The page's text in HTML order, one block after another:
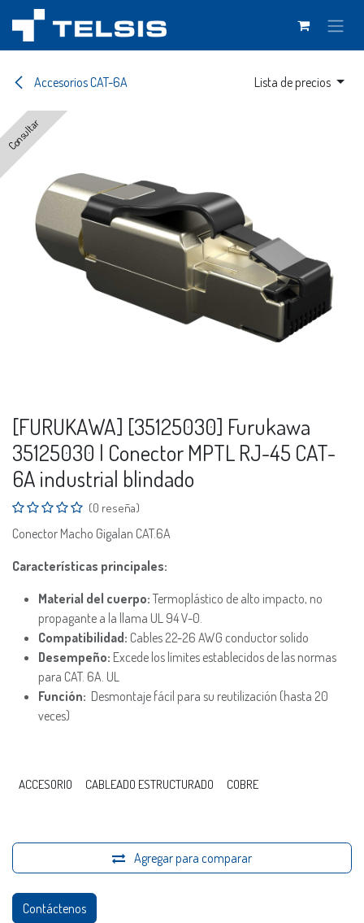
Ir al contenido
Accesorios CAT-6A Lista de precios
Consultar
[FURUKAWA] [35125030] Furukawa
35125030 | Conector MPTL RJ-45 CAT-
6A industrial blindado
(0 reseña)
Conector Macho Gigalan CAT.6A
Características principales:
Material del cuerpo: Termoplástico de alto impacto, no
propagante a la llama UL 94 V-0.
Compatibilidad: Cables 22-26 AWG conductor solido
Desempeño: Excede los límites establecidos de las normas
para CAT. 6A. UL
Función: Desmontaje fácil para su reutilización (hasta 20
veces)
ACCESORIO CABLEADO ESTRUCTURADO COBRE
Agregar para comparar
Contáctenos